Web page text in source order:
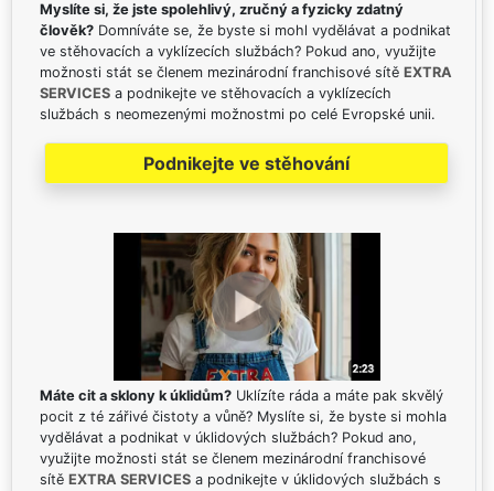
Myslíte si, že jste spolehlivý, zručný a fyzicky zdatný
člověk? Domníváte se, že byste si mohl vydělávat a podnikat
ve stěhovacích a vyklízecích službách? Pokud ano, využijte
možnosti stát se členem mezinárodní franchisové sítě EXTRA
SERVICES a podnikejte ve stěhovacích a vyklízecích
službách s neomezenými možnostmi po celé Evropské unii.
Podnikejte ve stěhování
Máte cit a sklony k úklidům? Uklízíte ráda a máte pak skvělý
pocit z té zářivé čistoty a vůně? Myslíte si, že byste si mohla
vydělávat a podnikat v úklidových službách? Pokud ano,
využijte možnosti stát se členem mezinárodní franchisové
sítě EXTRA SERVICES a podnikejte v úklidových službách s